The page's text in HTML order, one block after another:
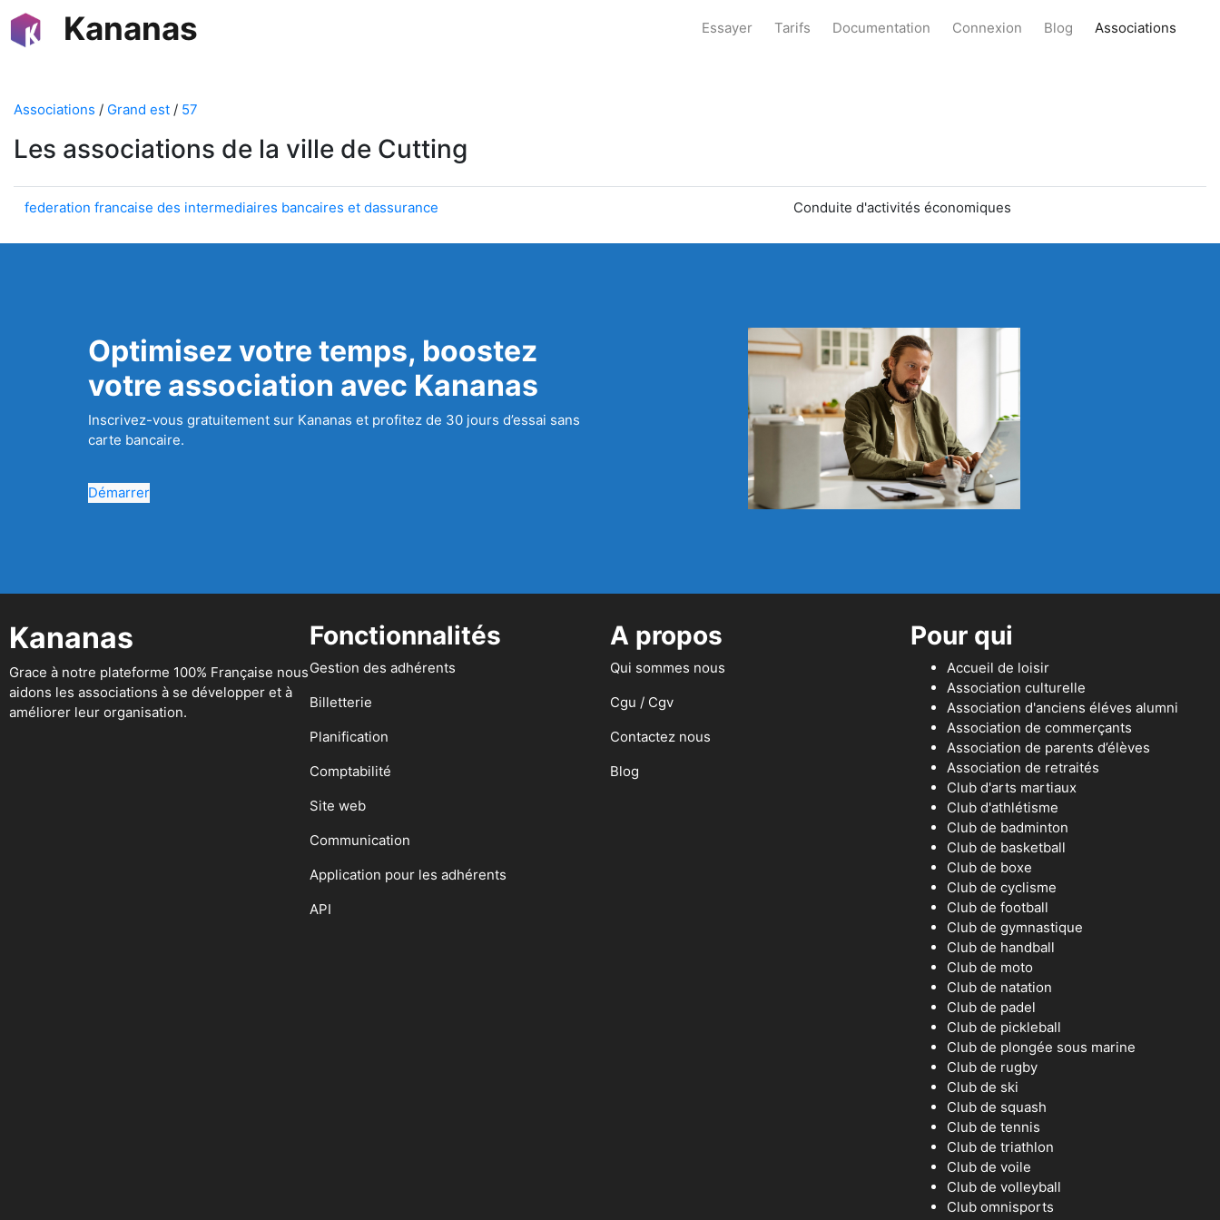
Kananas Essayer Tarifs Documentation Connexion Blog Associations
Associations / Grand est / 57
Les associations de la ville de Cutting
federation francaise des intermediaires bancaires et dassurance Conduite d'activités économiques
Optimisez votre temps, boostez
votre association avec Kananas
Inscrivez-vous gratuitement sur Kananas et profitez de 30 jours d’essai sans
carte bancaire.
Démarrer
Kananas
Grace à notre plateforme 100% Française nous
aidons les associations à se développer et à
améliorer leur organisation.
Fonctionnalités
Gestion des adhérents
Billetterie
Planification
Comptabilité
Site web
Communication
Application pour les adhérents
API
A propos
Qui sommes nous
Cgu / Cgv
Contactez nous
Blog
Pour qui
Accueil de loisir
Association culturelle
Association d'anciens éléves alumni
Association de commerçants
Association de parents d’élèves
Association de retraités
Club d'arts martiaux
Club d'athlétisme
Club de badminton
Club de basketball
Club de boxe
Club de cyclisme
Club de football
Club de gymnastique
Club de handball
Club de moto
Club de natation
Club de padel
Club de pickleball
Club de plongée sous marine
Club de rugby
Club de ski
Club de squash
Club de tennis
Club de triathlon
Club de voile
Club de volleyball
Club omnisports